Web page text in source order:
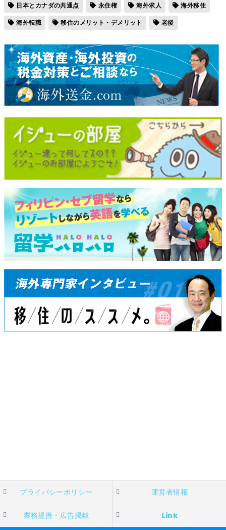
日本とカナダの共通点
永住権 海外求人
海外移住
海外転職
移住のメリット・デメリット 老後
プライバシーポリシー 運営者情報
業務提携・広告掲載 Link